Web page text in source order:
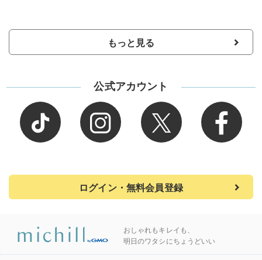
もっと見る
公式アカウント
ログイン・無料会員登録
おしゃれもキレイも、
明日のワタシにちょうどいい